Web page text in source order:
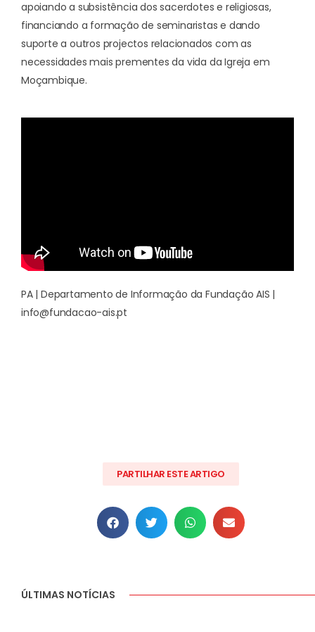
apoiando a subsistência dos sacerdotes e religiosas,
financiando a formação de seminaristas e dando
suporte a outros projectos relacionados com as
necessidades mais prementes da vida da Igreja em
Moçambique.
PA | Departamento de Informação da Fundação AIS |
info@fundacao-ais.pt
PARTILHAR ESTE ARTIGO
ÚLTIMAS NOTÍCIAS